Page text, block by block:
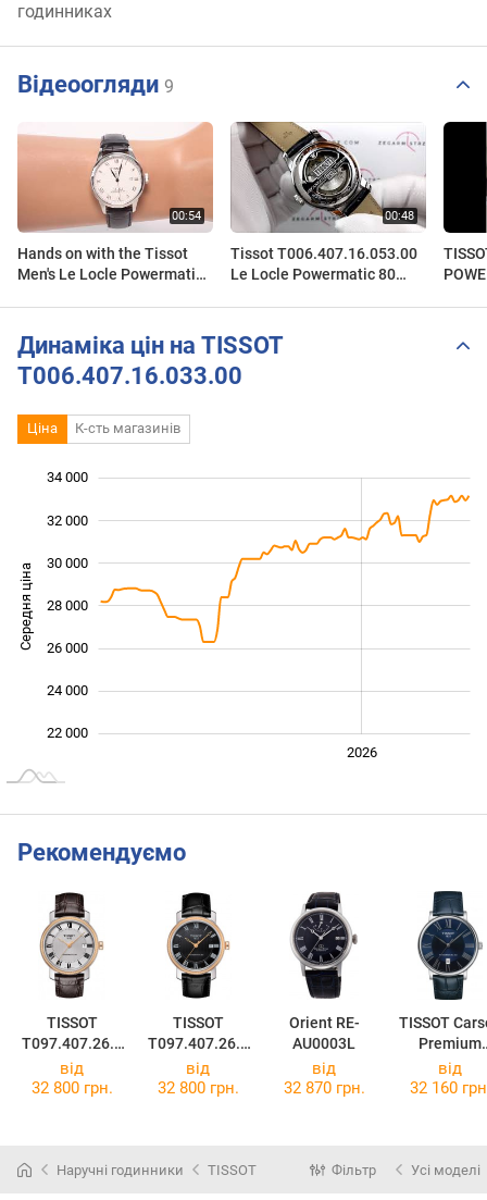
годинниках
Відеоогляди 9
Hands on with the Tissot
Men's Le Locle Powermatic
Tissot T006.407.16.053.00
Le Locle Powermatic 80
Динаміка цін на TISSOT
T006.407.16.033.00
Ціна К-сть магазинів
Середня ціна 22 000
22 000
24 000
26 000
28 000
30 000
32 000
34 000
2026
Рекомендуємо
TISSOT
T097.407.26.0
33.00
TISSOT
T097.407.26.0
53.00
Orient RE-
AU0003L
TISSOT
Premium
Powermatic
від
32 800 грн.
від
32 800 грн.
від
32 870 грн.
від
32 160
Наручні годинники TISSOT Фільтр Усі моделі